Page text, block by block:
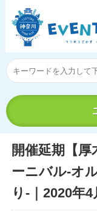
開催延期【
ーニバル-オ
り-｜2020年